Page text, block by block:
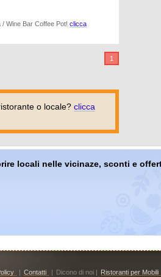
Wine Bar Coffee Pot! clicca
1
o locale? clicca
locali nelle vicinaze, sconti e
| Contatti | Dicono di noi | Ristoranti per Mobili